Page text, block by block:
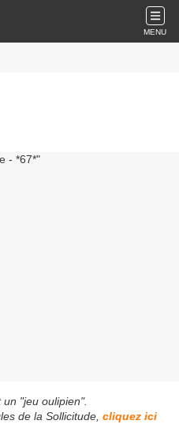
MENU
"jeu oulipien".
de la Sollicitude, cliquez ici